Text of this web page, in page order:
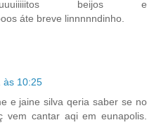
beijos e
áte breve linnnnndinho.
às 10:25
e jaine silva qeria saber se no
cantar aqi em eunapolis.